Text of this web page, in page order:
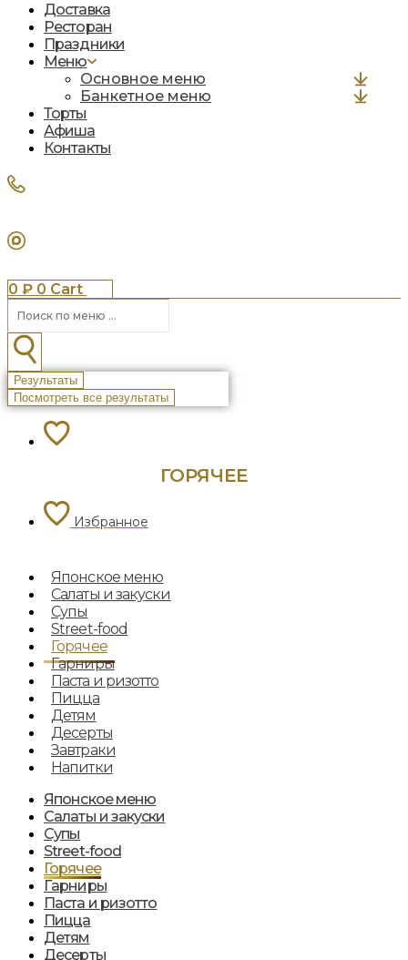
Доставка
Ресторан
Праздники
Меню
Основное меню
Банкетное меню
Торты
Афиша
Контакты
0 ₽ 0 Cart
Результаты
Посмотреть все результаты
ГОРЯЧЕЕ
Избранное
Японское меню
Салаты и закуски
Супы
Street-food
Горячее
Гарниры
Паста и ризотто
Пицца
Детям
Десерты
Завтраки
Напитки
Японское меню
Салаты и закуски
Супы
Street-food
Горячее
Гарниры
Паста и ризотто
Пицца
Детям
Десерты